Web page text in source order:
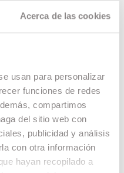
Acerca de las cookies
usan para personalizar
funciones de redes
compartimos
del sitio web con
publicidad y análisis
con otra información
hayan recopilado a
de Asia
historias y
tiene
a estas
para
diverso,